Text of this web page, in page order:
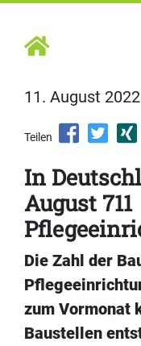
11. August
Teilen
In
August 711
Die Zahl der
zum Vormonat
Baustellen